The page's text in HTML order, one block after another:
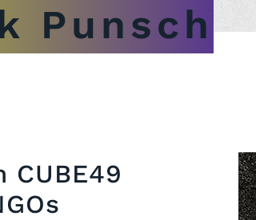
Punsch